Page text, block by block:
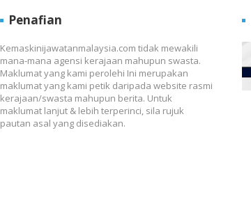
Penafian
Kemaskinijawatanmalaysia.com tidak mewakili
mana-mana agensi kerajaan mahupun swasta.
Maklumat yang kami perolehi Ini merupakan
maklumat yang kami petik daripada website rasmi
kerajaan/swasta mahupun berita. Untuk
maklumat lanjut & lebih terperinci, sila rujuk
pautan asal yang disediakan.